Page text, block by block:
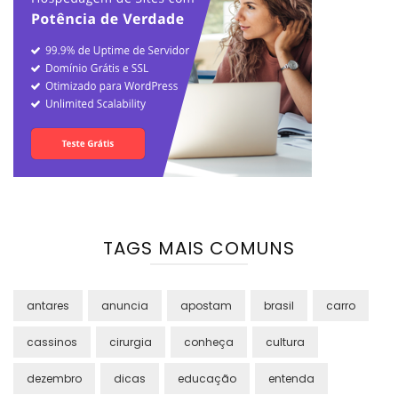
TAGS MAIS COMUNS
antares anuncia apostam brasil carro
cassinos cirurgia conheça cultura
dezembro dicas educação entenda